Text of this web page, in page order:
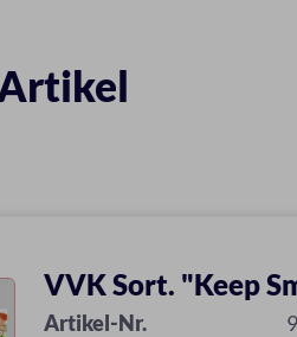
VVK Sort. "Keep
Artikel-Nr.